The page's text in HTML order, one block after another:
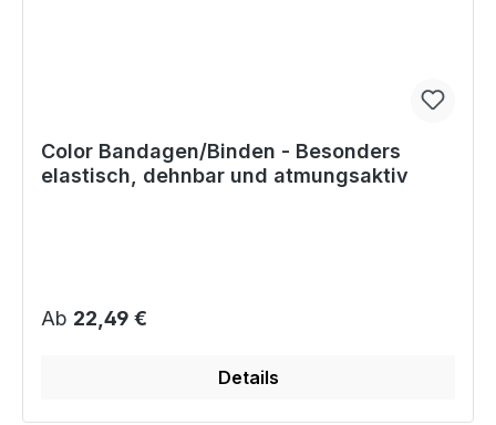
Color Bandagen/Binden - Besonders
elastisch, dehnbar und atmungsaktiv
Regulärer Preis:
Ab 22,49 €
Details